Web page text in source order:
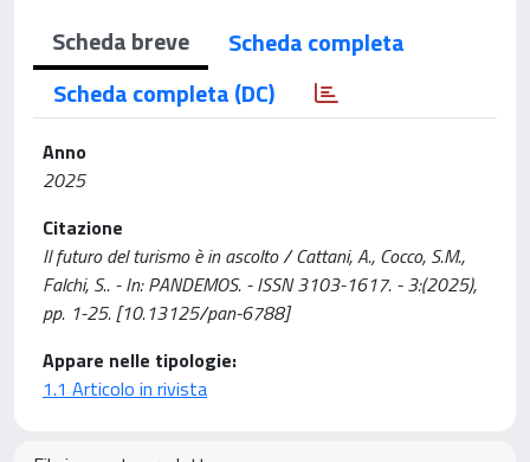
Scheda breve
Scheda completa
Scheda completa (DC)
Anno
2025
Citazione
Il futuro del turismo è in ascolto / Cattani, A., Cocco, S.M.,
Falchi, S.. - In: PANDEMOS. - ISSN 3103-1617. - 3:(2025),
pp. 1-25. [10.13125/pan-6788]
Appare nelle tipologie:
1.1 Articolo in rivista